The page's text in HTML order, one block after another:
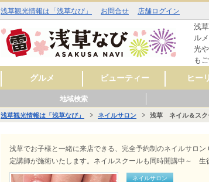
浅草観光情報は「浅草なび」 お問合せ 店舗ログイン
浅
ル
光
も
グルメ
アジア・エスニック
料理
カフェ・スイーツ
ファミリーレストラ
ン
ビューティー ヒー
リラクゼ
リンパマ
タイ式マ
アロママ
地域検索
■■ 雷門周辺 ■■ グルメ
ビューティ
ヒーリング
■■ 仲見世・浅草寺周辺 ■■ グルメ
ショッピング
レジャー
サービス
■■ 西浅草周辺 ■■ グルメ
ショッピング
スクール
サービス
■■ 花川戸周辺 ■■ グルメ
ショッピング
レジャー
サービス
■■ 観音裏周辺 ■■ グルメ
ビューティ
スクール
サービス
浅草観光情報は「浅草なび」 ネイルサロン 浅草 ネイル＆ス
浅草でお子様と一緒に来店できる、完全予約制のネイルサロ
定講師が施術いたします。ネイルスクールも同時開講中～ 生
ネイルサロン